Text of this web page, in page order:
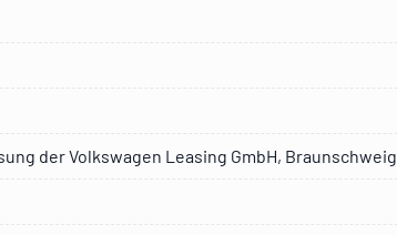
der Volkswagen Leasing GmbH, Braunschweig.